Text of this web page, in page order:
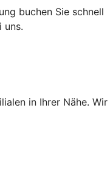
buchen Sie schnell
uns.
in Ihrer Nähe. Wir